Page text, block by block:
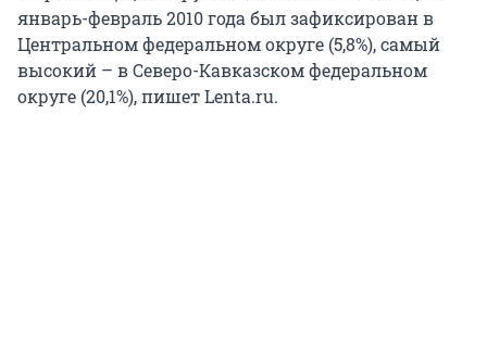
январь-февраль 2010 года был зафиксирован в
Центральном федеральном округе (5,8%), самый
высокий – в Северо-Кавказском федеральном
округе (20,1%), пишет Lenta.ru.